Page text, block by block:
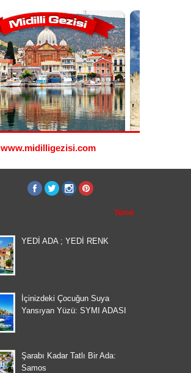
www.midilligezisi.com
Tümü
YEDİ ADA ; YEDİ RENK
İçinizdeki Çocuğun Suya
Yansıyan Yüzü: SYMI ADASI
Şarabı Kadar Tatlı Bir Ada:
Samos